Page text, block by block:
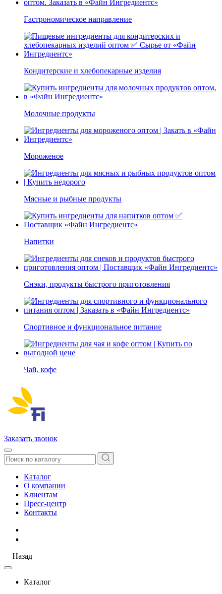
Гастрономическое направление
Кондитерские и хлебопекарные изделия
Молочные продукты
Мороженое
Мясные и рыбные продукты
Напитки
Снэки, продукты быстрого приготовления
Спортивное и функциональное питание
Чай, кофе
Заказать звонок
Каталог
О компании
Клиентам
Пресс-центр
Контакты
Назад
Каталог